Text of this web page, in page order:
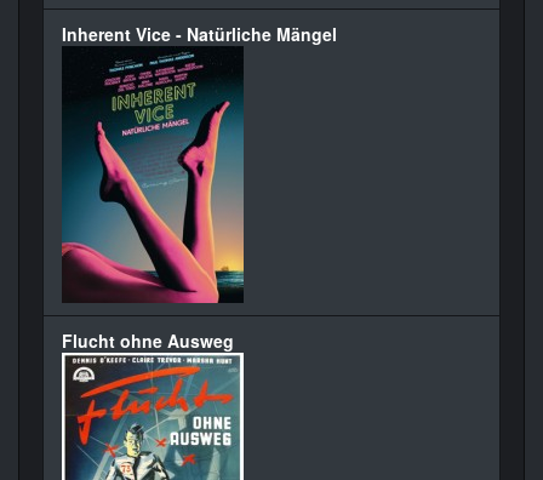
Inherent Vice - Natürliche Mängel
Flucht ohne Ausweg